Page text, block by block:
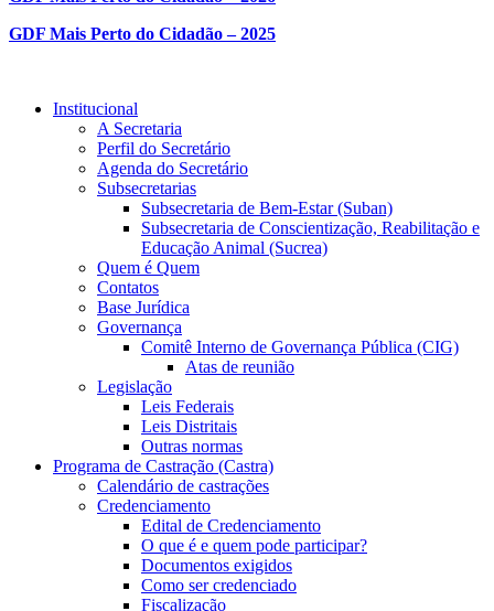
GDF Mais Perto do Cidadão – 2025
Institucional
A Secretaria
Perfil do Secretário
Agenda do Secretário
Subsecretarias
Subsecretaria de Bem-Estar (Suban)
Subsecretaria de Conscientização, Reabilitação e
Educação Animal (Sucrea)
Quem é Quem
Contatos
Base Jurídica
Governança
Comitê Interno de Governança Pública (CIG)
Atas de reunião
Legislação
Leis Federais
Leis Distritais
Outras normas
Programa de Castração (Castra)
Calendário de castrações
Credenciamento
Edital de Credenciamento
O que é e quem pode participar?
Documentos exigidos
Como ser credenciado
Fiscalização